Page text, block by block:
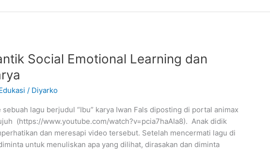
Social Emotional Learning dan
/ Diyarko
lagu berjudul “Ibu” karya Iwan Fals diposting di portal animax
(https://www.youtube.com/watch?v=pcia7haAIa8). Anak didik
dan meresapi video tersebut. Setelah mencermati lagu di
untuk menuliskan apa yang dilihat, dirasakan dan diminta